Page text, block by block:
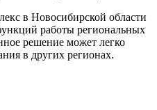
в Новосибирской области
работы региональных
решение может легко
в других регионах.